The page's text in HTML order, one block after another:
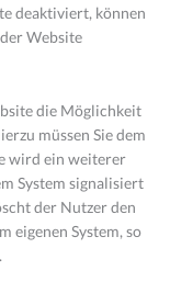
deaktiviert, können
Website
die Möglichkeit
müssen Sie dem
wird ein weiterer
System signalisiert
der Nutzer den
eigenen System, so